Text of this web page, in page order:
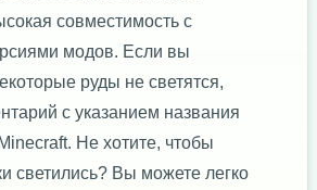
совместимость с
модов. Если вы
руды не светятся,
с указанием названия
Не хотите, чтобы
светились? Вы можете легко